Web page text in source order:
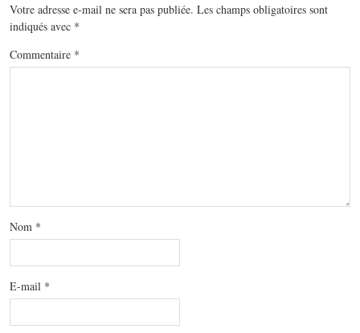
Votre adresse e-mail ne sera pas publiée. Les champs obligatoires sont
indiqués avec *
Commentaire *
Nom *
E-mail *